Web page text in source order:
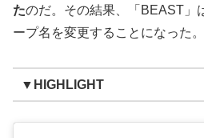
たのだ。その結果、「BEAST」
ープ名を変更することになった。
▼HIGHLIGHT